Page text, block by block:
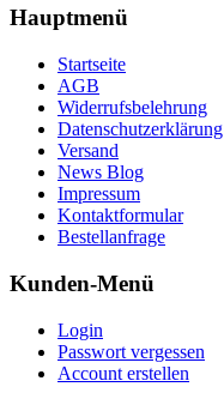
Hauptmenü
Startseite
AGB
Widerrufsbelehrung
Datenschutzerklärung
Versand
News Blog
Impressum
Kontaktformular
Bestellanfrage
Kunden-Menü
Login
Passwort vergessen
Account erstellen